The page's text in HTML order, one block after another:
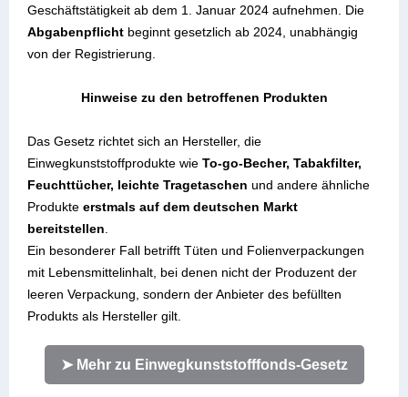
Geschäftstätigkeit ab dem 1. Januar 2024 aufnehmen. Die
Abgabenpflicht beginnt gesetzlich ab 2024, unabhängig
von der Registrierung.
Hinweise zu den betroffenen Produkten
Das Gesetz richtet sich an Hersteller, die
Einwegkunststoffprodukte wie To-go-Becher, Tabakfilter,
Feuchttücher, leichte Tragetaschen und andere ähnliche
Produkte erstmals auf dem deutschen Markt
bereitstellen
Ein besonderer Fall betrifft Tüten und Folienverpackungen
mit Lebensmittelinhalt, bei denen nicht der Produzent der
leeren Verpackung, sondern der Anbieter des befüllten
Produkts als Hersteller gilt.
➤ Mehr zu Einwegkunststofffonds-Gesetz